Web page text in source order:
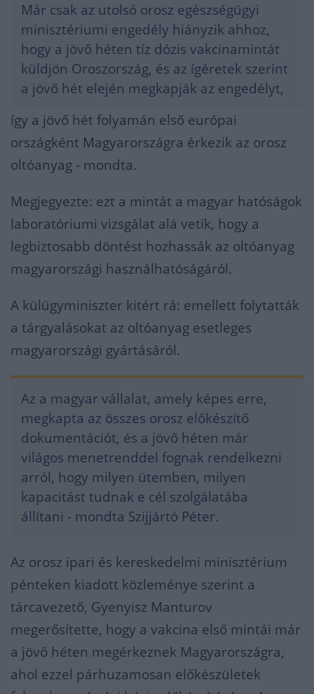
Már csak az utolsó orosz egészségügyi
minisztériumi engedély hiányzik ahhoz,
hogy a jövő héten tíz dózis vakcinamintát
küldjön Oroszország, és az ígéretek szerint
a jövő hét elején megkapják az engedélyt,
így a jövő hét folyamán első európai
országként Magyarországra érkezik az orosz
oltóanyag - mondta.
Megjegyezte: ezt a mintát a magyar hatóságok
laboratóriumi vizsgálat alá vetik, hogy a
legbiztosabb döntést hozhassák az oltóanyag
magyarországi használhatóságáról.
A külügyminiszter kitért rá: emellett folytatták
a tárgyalásokat az oltóanyag esetleges
magyarországi gyártásáról.
Az a magyar vállalat, amely képes erre,
megkapta az összes orosz előkészítő
dokumentációt, és a jövő héten már
világos menetrenddel fognak rendelkezni
arról, hogy milyen ütemben, milyen
kapacitást tudnak e cél szolgálatába
állítani - mondta Szijjártó Péter.
Az orosz ipari és kereskedelmi minisztérium
pénteken kiadott közleménye szerint a
tárcavezető, Gyenyisz Manturov
megerősítette, hogy a vakcina első mintái már
a jövő héten megérkeznek Magyarországra,
ahol ezzel párhuzamosan előkészületek